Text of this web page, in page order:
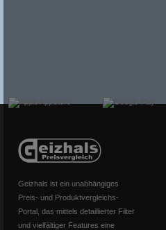
Geizhals ist ein unabhängiges
Preis- und Produktvergleichs-
Portal, das mittels detaillierter Filter
und vielfältiger Features eine